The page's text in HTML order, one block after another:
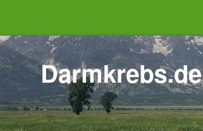
Inhalt
Darmkrebs.de